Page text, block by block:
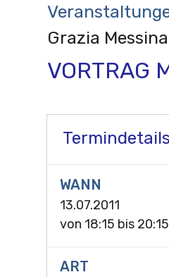
Grazia Messina
VORTRAG
Termindetails
WANN
13.07.2011
von 18:15 bis 20:15
ART